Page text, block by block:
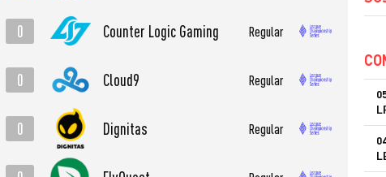
0 Counter Logic Gaming Regular
0 Cloud9 Regular
0 Dignitas Regular